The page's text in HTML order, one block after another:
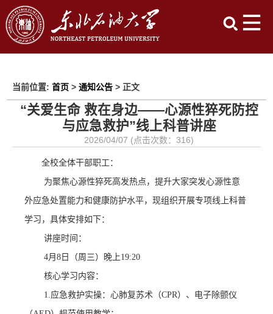
当前位置: 首页> 通知公告> 正文
“关爱生命 救在身边——心源性猝死防控
与应急救护”线上科普讲座
2026/04/07 (点击次数：316)
全校全体干部职工：
为聚焦心源性猝死高发热点，提升大家突发心源性意
外应急处置能力和健康防护水平，现组织开展专项线上科普
学习，具体安排如下：
讲座时间 ：
4月8日（周三）晚上19:20
核心学习内容：
1.应急救护实操：心肺复苏术（CPR）、电子除颤仪